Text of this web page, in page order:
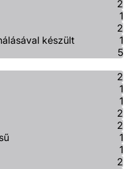
2
1
2
készült
1
5
2
1
1
2
2
1
1
2